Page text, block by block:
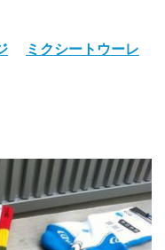
ミクシートウーレ